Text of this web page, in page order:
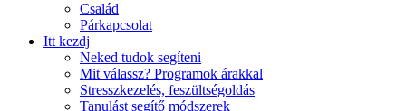
Család
Párkapcsolat
Itt kezdj
Neked tudok segíteni
Mit válassz? Programok árakkal
Stresszkezelés, feszültségoldás
Tanulást segítő módszerek